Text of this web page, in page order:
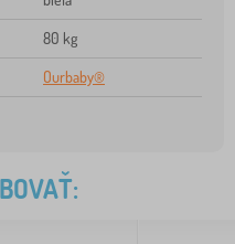
80 kg
Ourbaby®